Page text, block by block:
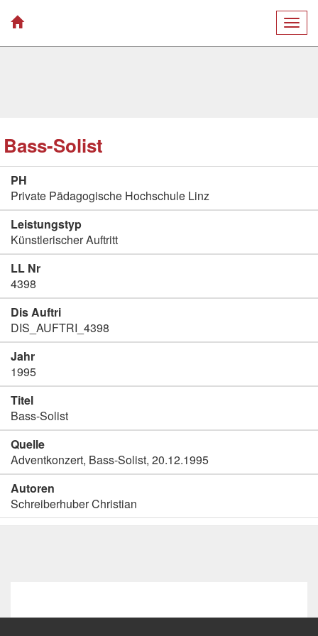
Bass-Solist
PH
Private Pädagogische Hochschule Linz
Leistungstyp
Künstlerischer Auftritt
LL Nr
4398
Dis Auftri
DIS_AUFTRI_4398
Jahr
1995
Titel
Bass-Solist
Quelle
Adventkonzert, Bass-Solist, 20.12.1995
Autoren
Schreiberhuber Christian